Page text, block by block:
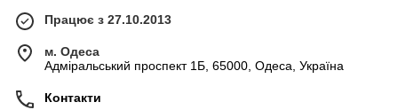
Працює з 27.10.2013
м. Одеса
Адміральський проспект 1Б, 65000, Одеса, Україна
Контакти